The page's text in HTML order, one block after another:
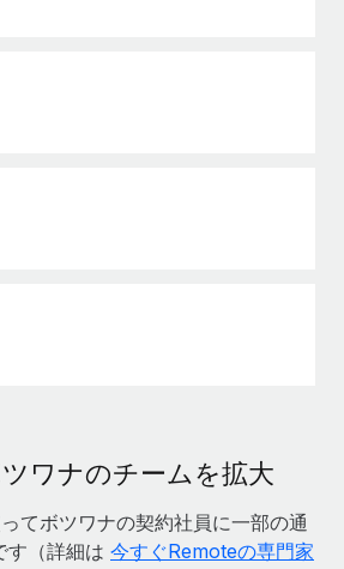
ワナのチームを拡大
てボツワナの契約社員に一部の通
す（詳細は 今すぐRemoteの専門家